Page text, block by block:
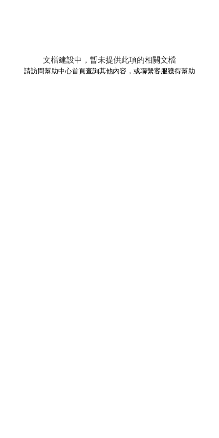
文檔建設中，暫未提供此項的相關文檔
請訪問幫助中心首頁查詢其他內容，或聯繫客服獲得幫助